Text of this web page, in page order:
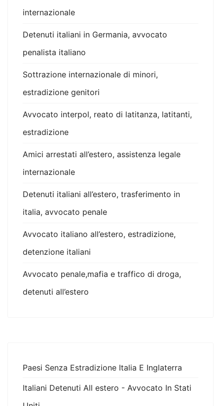
internazionale
Detenuti italiani in Germania, avvocato
penalista italiano
Sottrazione internazionale di minori,
estradizione genitori
Avvocato interpol, reato di latitanza, latitanti,
estradizione
Amici arrestati all’estero, assistenza legale
internazionale
Detenuti italiani all’estero, trasferimento in
italia, avvocato penale
Avvocato italiano all’estero, estradizione,
detenzione italiani
Avvocato penale,mafia e traffico di droga,
detenuti all’estero
Paesi Senza Estradizione Italia E Inglaterra
Italiani Detenuti All estero - Avvocato In Stati